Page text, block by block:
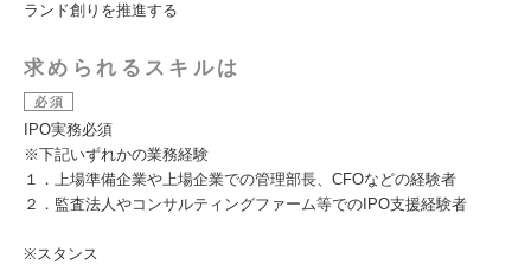
ランド創りを推進する
求められるスキルは
必須
IPO実務必須
※下記いずれかの業務経験
１．上場準備企業や上場企業での管理部長、CFOなどの経験者
２．監査法人やコンサルティングファーム等でのIPO支援経験者
※スタンス